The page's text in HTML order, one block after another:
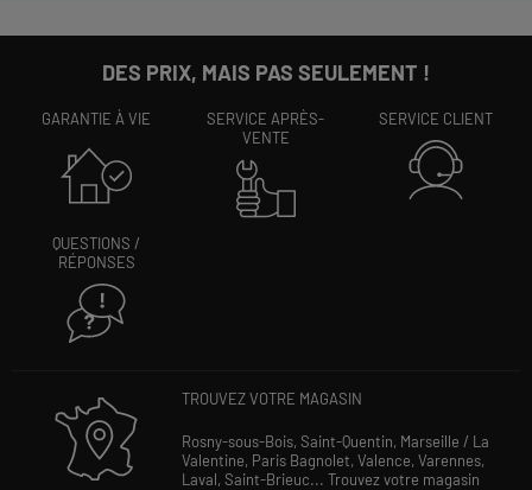
DES PRIX, MAIS PAS SEULEMENT !
GARANTIE À VIE
SERVICE APRÈS-
VENTE
SERVICE CLIENT
QUESTIONS /
RÉPONSES
TROUVEZ VOTRE MAGASIN
Rosny-sous-Bois, Saint-Quentin, Marseille / La
Valentine, Paris Bagnolet, Valence, Varennes,
Laval, Saint-Brieuc... Trouvez votre magasin